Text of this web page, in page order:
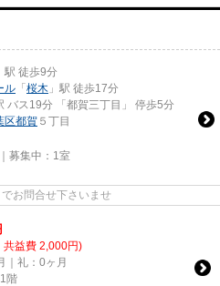
駅 徒歩9分
ル 「桜木 」駅 徒歩17分
バス19分 「都賀三丁目」 停歩5分
区都賀 ５丁目
募集中： 1室
問合せ下さいませ
共益費 2,000円)
｜礼：0ヶ月
階